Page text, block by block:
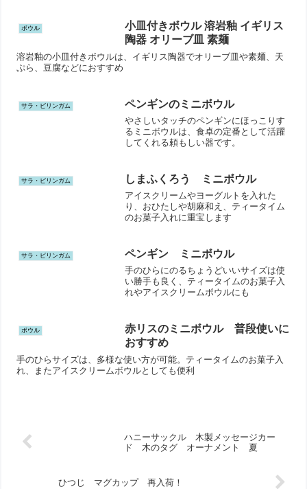
ボウル
小皿付きボウル 溶岩釉 イギリス
陶器 オリーブ皿 素麺
溶岩釉の小皿付きボウルは、イギリス陶器でオリーブ皿や素麺、天
ぷら、豆腐などにおすすめ
サラ・ビリンガム ペンギンのミニボウル
やさしいタッチのペンギンにほっこりす
るミニボウルは、食卓の定番として活躍
してくれる頼もしい器です。
サラ・ビリンガム しまふくろう ミニボウル
アイスクリームやヨーグルトを入れた
り、おひたしや胡麻和え、ティータイム
のお菓子入れに重宝します
サラ・ビリンガム ペンギン ミニボウル
手のひらにのるちょうどいいサイズは使
い勝手も良く、ティータイムのお菓子入
れやアイスクリームボウルにも
ボウル
赤リスのミニボウル 普段使いに
おすすめ
手のひらサイズは、多様な使い方が可能。ティータイムのお菓子入
れ、またアイスクリームボウルとしても便利
ハニーサックル 木製メッセージカー
ド 木のタグ オーナメント 夏
ひつじ マグカップ 再入荷！